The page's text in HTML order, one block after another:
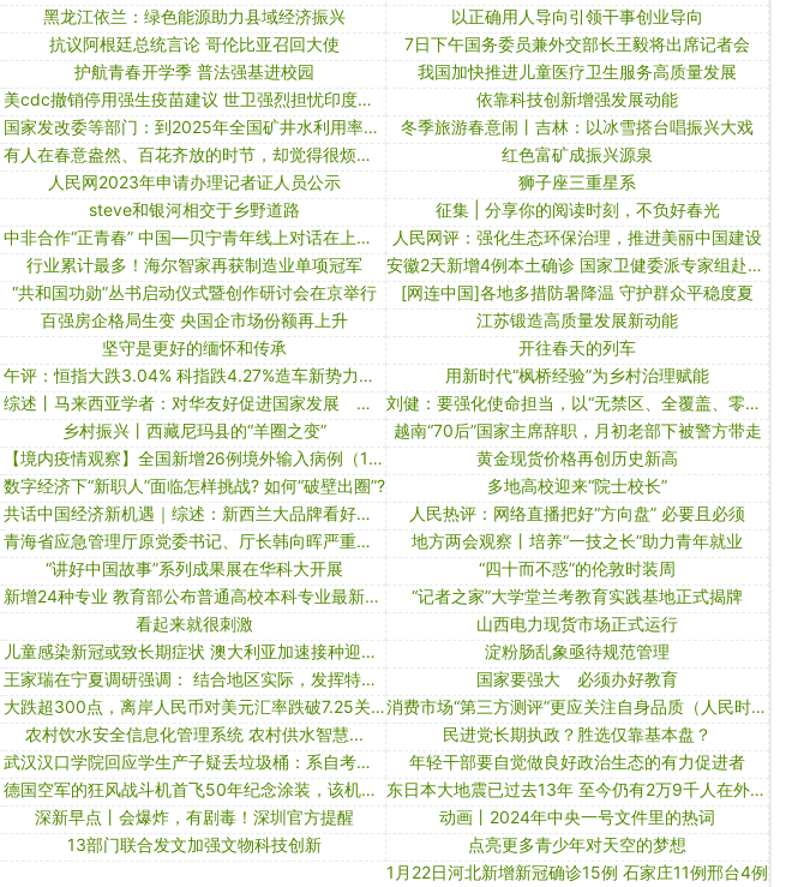
黑龙江依兰：绿色能源助力县域经济振兴
以正确用人导向引领干事创业导向
抗议阿根廷总统言论 哥伦比亚召回大使
7日下午国务委员兼外交部长王毅将出席记者会
护航青春开学季 普法强基进校园
我国加快推进儿童医疗卫生服务高质量发展
美cdc撤销停用强生疫苗建议 世卫强烈担忧印度疫情｜大流行手记（4月23日）
依靠科技创新增强发展动能
国家发改委等部门：到2025年全国矿井水利用率不断提升，其中黄河流域力争达到68%以上
冬季旅游春意闹丨吉林：以冰雪搭台唱振兴大戏
有人在春意盎然、百花齐放的时节，却觉得很烦躁吗？这是何种心理？
红色富矿成振兴源泉
人民网2023年申请办理记者证人员公示
狮子座三重星系
steve和银河相交于乡野道路
征集 | 分享你的阅读时刻，不负好春光
中非合作“正青春” 中国—贝宁青年线上对话在上海举行
人民网评：强化生态环保治理，推进美丽中国建设
行业累计最多！海尔智家再获制造业单项冠军
安徽2天新增4例本土确诊 国家卫健委派专家组赴安徽
“共和国功勋”丛书启动仪式暨创作研讨会在京举行
[网连中国]各地多措防暑降温 守护群众平稳度夏
百强房企格局生变 央国企市场份额再上升
江苏锻造高质量发展新动能
坚守是更好的缅怀和传承
开往春天的列车
午评：恒指大跌3.04% 科指跌4.27%造车新势力集体重挫
用新时代“枫桥经验”为乡村治理赋能
综述丨马来西亚学者：对华友好促进国家发展 美西方不应干涉马中合作
刘健：要强化使命担当，以“无禁区、全覆盖、零容忍”的态度坚决惩治腐败，为谱写金山转型塑形的崭新篇章提供坚强保障
乡村振兴丨西藏尼玛县的“羊圈之变”
越南“70后”国家主席辞职，月初老部下被警方带走
【境内疫情观察】全国新增26例境外输入病例（10月4日）
黄金现货价格再创历史新高
数字经济下“新职人”面临怎样挑战? 如何“破壁出圈”?
多地高校迎来“院士校长”
共话中国经济新机遇｜综述：新西兰大品牌看好中国市场潜力
人民热评：网络直播把好“方向盘” 必要且必须
青海省应急管理厅原党委书记、厅长韩向晖严重违纪违法被开除党籍和公职
地方两会观察丨培养“一技之长”助力青年就业
“讲好中国故事”系列成果展在华科大开展
“四十而不惑”的伦敦时装周
新增24种专业 教育部公布普通高校本科专业最新调整
“记者之家”大学堂兰考教育实践基地正式揭牌
看起来就很刺激
山西电力现货市场正式运行
儿童感染新冠或致长期症状 澳大利亚加速接种迎解封｜大流行手记（9月1日）
淀粉肠乱象亟待规范管理
王家瑞在宁夏调研强调： 结合地区实际，发挥特色优势，共同打赢脱贫攻坚战
国家要强大 必须办好教育
大跌超300点，离岸人民币对美元汇率跌破7.25关口
消费市场“第三方测评”更应关注自身品质（人民时评）
农村饮水安全信息化管理系统 农村供水智慧...
民进党长期执政？胜选仅靠基本盘？
武汉汉口学院回应学生产子疑丢垃圾桶：系自考女生与社会人士
年轻干部要自觉做良好政治生态的有力促进者
德国空军的狂风战斗机首飞50年纪念涂装，该机原型机首飞日期是1974年8月14日
东日本大地震已过去13年 至今仍有2万9千人在外避难
深新早点丨会爆炸，有剧毒！深圳官方提醒
动画丨2024年中央一号文件里的热词
13部门联合发文加强文物科技创新
点亮更多青少年对天空的梦想
1月22日河北新增新冠确诊15例 石家庄11例邢台4例